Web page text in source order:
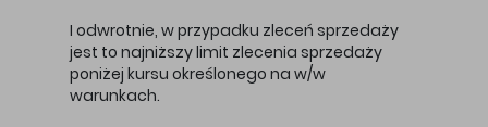
I odwrotnie, w przypadku zleceń sprzedaży
jest to najniższy limit zlecenia sprzedaży
poniżej kursu określonego na w/w
warunkach.